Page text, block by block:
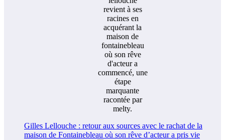
Gilles Lellouche : retour aux sources avec le rachat de la
maison de Fontainebleau où son rêve d’acteur a pris vie